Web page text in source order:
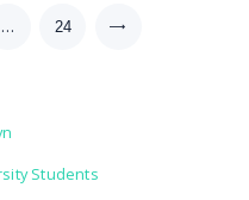
… PAGE
24
Students